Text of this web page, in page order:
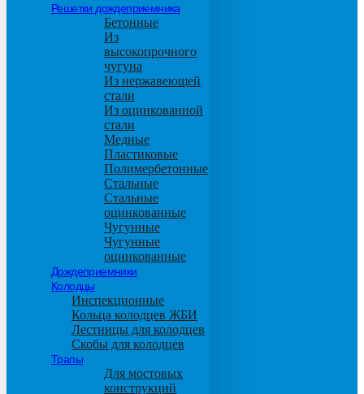
Решетки дождеприемника
Бетонные
Из
высокопрочного
чугуна
Из нержавеющей
стали
Из оцинкованной
стали
Медные
Пластиковые
Полимербетонные
Стальные
Стальные
оцинкованные
Чугунные
Чугунные
оцинкованные
Дождеприемники
Колодцы
Инспекционные
Кольца колодцев ЖБИ
Лестницы для колодцев
Скобы для колодцев
Трапы
Для мостовых
конструкций